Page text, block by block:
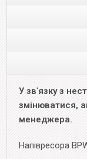
У зв'язку з
змінюватися,
менеджера.
Напівресора